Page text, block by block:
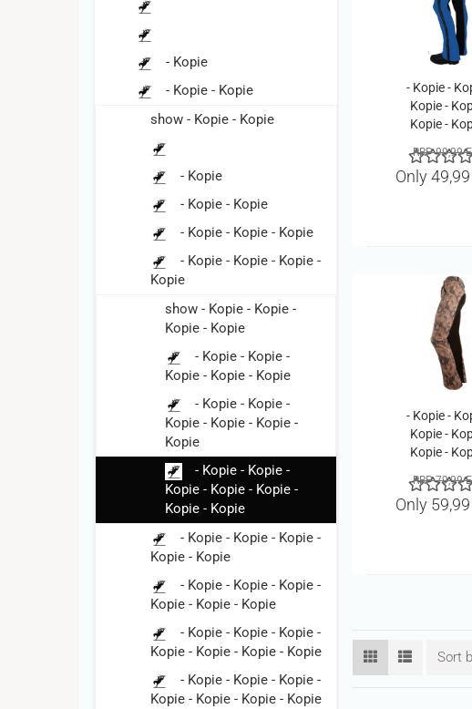
- Kopie -
Kopie -
Kopie -
Kopie -
Kopie -
RRP 99,99
Only 49,99
- Kopie -
Kopie -
Kopie -
Kopie -
Kopie -
RRP 79,99
Only 59,99
Sort
Sort
- Kopie
- Kopie - Kopie
show - Kopie - Kopie
- Kopie
- Kopie - Kopie
- Kopie - Kopie - Kopie
- Kopie - Kopie - Kopie -
Kopie
show - Kopie - Kopie -
Kopie - Kopie
- Kopie - Kopie -
Kopie - Kopie - Kopie
- Kopie - Kopie -
Kopie - Kopie - Kopie -
Kopie
- Kopie - Kopie -
Kopie - Kopie - Kopie -
Kopie - Kopie
- Kopie - Kopie - Kopie -
Kopie - Kopie
- Kopie - Kopie - Kopie -
Kopie - Kopie - Kopie
- Kopie - Kopie - Kopie -
Kopie - Kopie - Kopie - Kopie
- Kopie - Kopie - Kopie -
Kopie - Kopie - Kopie - Kopie